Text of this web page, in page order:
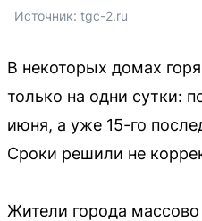
Источник: tgc-2.ru
В некоторых домах
только на одни сутки:
июня, а уже 15-го
Сроки решили не
Жители города